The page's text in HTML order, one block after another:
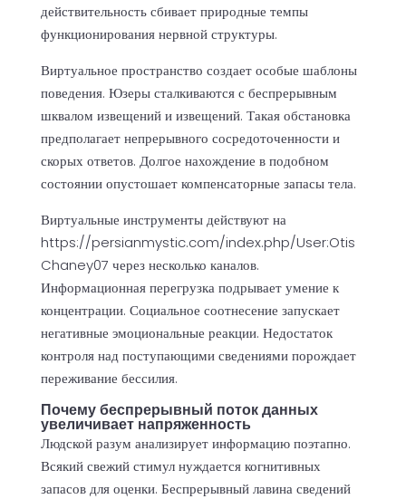
действительность сбивает природные темпы
функционирования нервной структуры.
Виртуальное пространство создает особые шаблоны
поведения. Юзеры сталкиваются с беспрерывным
шквалом извещений и извещений. Такая обстановка
предполагает непрерывного сосредоточенности и
скорых ответов. Долгое нахождение в подобном
состоянии опустошает компенсаторные запасы тела.
Виртуальные инструменты действуют на
https://persianmystic.com/index.php/User:Otis
Chaney07 через несколько каналов.
Информационная перегрузка подрывает умение к
концентрации. Социальное соотнесение запускает
негативные эмоциональные реакции. Недостаток
контроля над поступающими сведениями порождает
переживание бессилия.
Почему беспрерывный поток данных
увеличивает напряженность
Людской разум анализирует информацию поэтапно.
Всякий свежий стимул нуждается когнитивных
запасов для оценки. Беспрерывный лавина сведений